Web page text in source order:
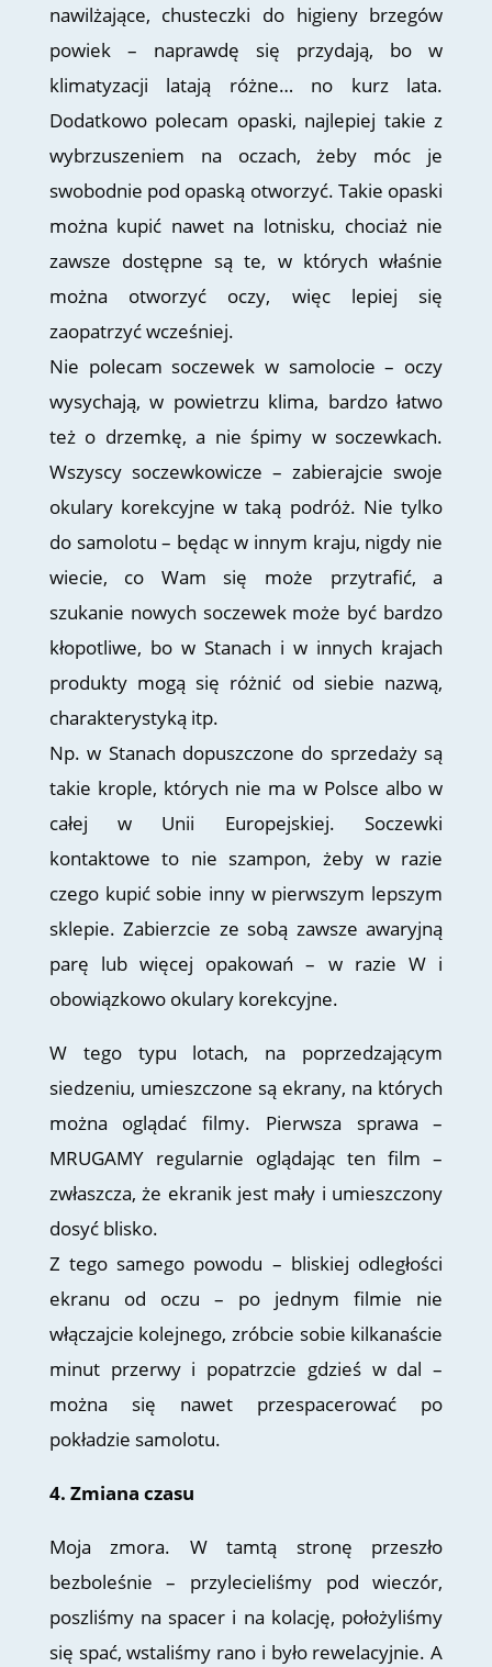
nawilżające, chusteczki do higieny brzegów
powiek – naprawdę się przydają, bo w
klimatyzacji latają różne… no kurz lata.
Dodatkowo polecam opaski, najlepiej takie z
wybrzuszeniem na oczach, żeby móc je
swobodnie pod opaską otworzyć. Takie opaski
można kupić nawet na lotnisku, chociaż nie
zawsze dostępne są te, w których właśnie
można otworzyć oczy, więc lepiej się
zaopatrzyć wcześniej.
Nie polecam soczewek w samolocie – oczy
wysychają, w powietrzu klima, bardzo łatwo
też o drzemkę, a nie śpimy w soczewkach.
Wszyscy soczewkowicze – zabierajcie swoje
okulary korekcyjne w taką podróż. Nie tylko
do samolotu – będąc w innym kraju, nigdy nie
wiecie, co Wam się może przytrafić, a
szukanie nowych soczewek może być bardzo
kłopotliwe, bo w Stanach i w innych krajach
produkty mogą się różnić od siebie nazwą,
charakterystyką itp.
Np. w Stanach dopuszczone do sprzedaży są
takie krople, których nie ma w Polsce albo w
całej w Unii Europejskiej. Soczewki
kontaktowe to nie szampon, żeby w razie
czego kupić sobie inny w pierwszym lepszym
sklepie. Zabierzcie ze sobą zawsze awaryjną
parę lub więcej opakowań – w razie W i
obowiązkowo okulary korekcyjne.
W tego typu lotach, na poprzedzającym
siedzeniu, umieszczone są ekrany, na których
można oglądać filmy. Pierwsza sprawa –
MRUGAMY regularnie oglądając ten film –
zwłaszcza, że ekranik jest mały i umieszczony
dosyć blisko.
Z tego samego powodu – bliskiej odległości
ekranu od oczu – po jednym filmie nie
włączajcie kolejnego, zróbcie sobie kilkanaście
minut przerwy i popatrzcie gdzieś w dal –
można się nawet przespacerować po
pokładzie samolotu.
4. Zmiana czasu
Moja zmora. W tamtą stronę przeszło
bezboleśnie – przylecieliśmy pod wieczór,
poszliśmy na spacer i na kolację, położyliśmy
się spać, wstaliśmy rano i było rewelacyjnie. A